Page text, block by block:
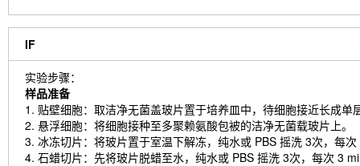
IF
实验步骤：
样品准备
1. 贴壁细胞：取洁净无菌盖玻片置于培养皿中，待细胞接近长成单
2. 悬浮细胞：将细胞接种至多聚赖氨酸包被的洁净无菌载玻片上。
3. 冰冻切片：将玻片置于室温下解冻，纯水或 PBS 摇洗 3次，每
4. 石蜡切片：先将玻片脱蜡至水，纯水或 PBS 摇洗 3次，每次 3